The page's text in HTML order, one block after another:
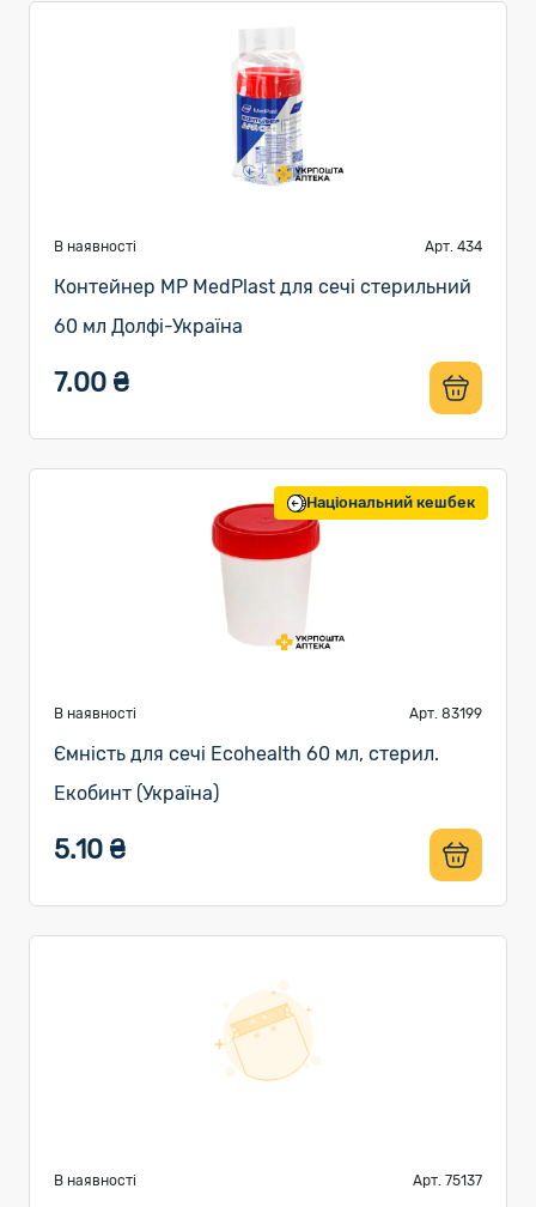
В наявності Арт. 434
Контейнер MP MedPlast для сечі стерильний
60 мл Долфі-Україна
7.00 ₴
Національний кешбек
В наявності Арт. 83199
Ємність для сечі Ecohealth 60 мл, стерил.
Екобинт (Україна)
5.10 ₴
В наявності Арт. 75137